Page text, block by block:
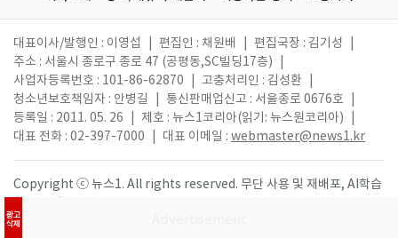
광고
삭제
대표이사/발행인 : 이영섭 편집인 : 채원배 편집국장 : 김기성
주소 : 서울시 종로구 종로 47 (공평동,SC빌딩17층)
사업자등록번호 : 101-86-62870
고충처리인 : 김성환
청소년보호책임자 : 안병길
통신판매업신고 : 서울종로 0676호
등록일 : 2011. 05. 26
제호 : 뉴스1코리아(읽기: 뉴스원코리아)
대표 전화 : 02-397-7000
대표 이메일 : webmaster@news1.kr
Copyright ⓒ 뉴스1. All rights reserved. 무단 사용 및 재배포, AI학습
활용 금지.